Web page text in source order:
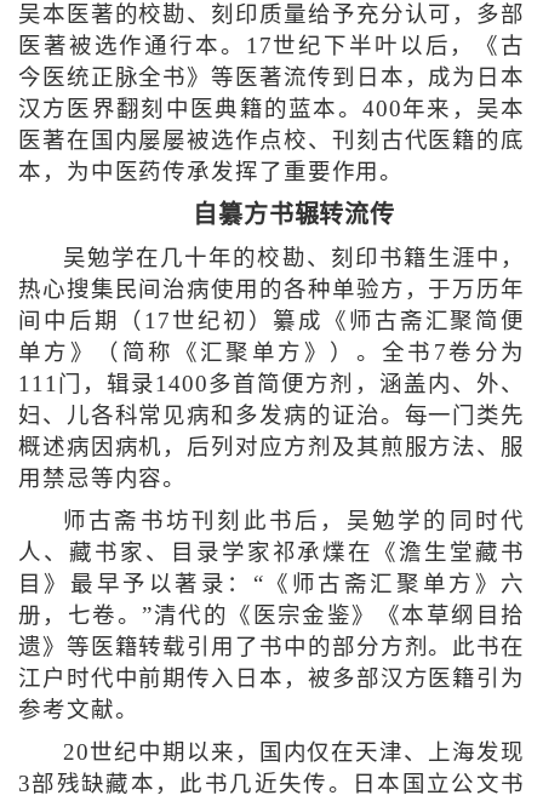
吴本医著的校勘、刻印质量给予充分认可，多部
医著被选作通行本。17世纪下半叶以后，《古
今医统正脉全书》等医著流传到日本，成为日本
汉方医界翻刻中医典籍的蓝本。400年来，吴本
医著在国内屡屡被选作点校、刊刻古代医籍的底
本，为中医药传承发挥了重要作用。
自纂方书辗转流传
吴勉学在几十年的校勘、刻印书籍生涯中，
热心搜集民间治病使用的各种单验方，于万历年
间中后期（17世纪初）纂成《师古斋汇聚简便
单方》（简称《汇聚单方》）。全书7卷分为
111门，辑录1400多首简便方剂，涵盖内、外、
妇、儿各科常见病和多发病的证治。每一门类先
概述病因病机，后列对应方剂及其煎服方法、服
用禁忌等内容。
师古斋书坊刊刻此书后，吴勉学的同时代
人、藏书家、目录学家祁承㸁在《澹生堂藏书
目》最早予以著录：“《师古斋汇聚单方》六
册，七卷。”清代的《医宗金鉴》《本草纲目拾
遗》等医籍转载引用了书中的部分方剂。此书在
江户时代中前期传入日本，被多部汉方医籍引为
参考文献。
20世纪中期以来，国内仅在天津、上海发现
3部残缺藏本，此书几近失传。日本国立公文书